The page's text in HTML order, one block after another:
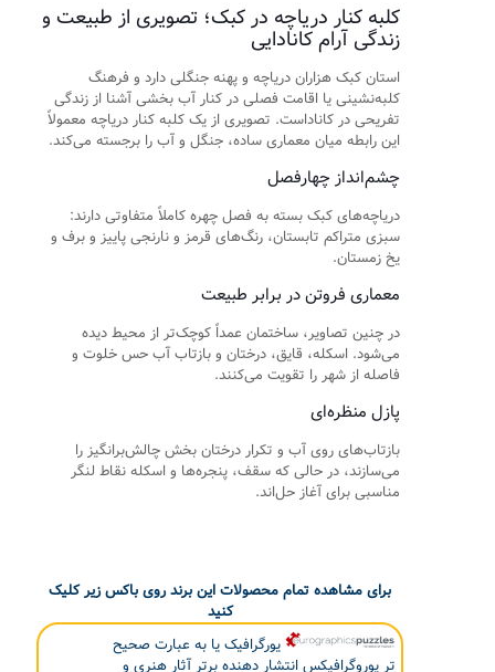
کلبه کنار دریاچه در کبک؛ تصویری از طبیعت و
زندگی آرام کانادایی
استان کبک هزاران دریاچه و پهنه جنگلی دارد و فرهنگ
کلبه‌نشینی یا اقامت فصلی در کنار آب بخشی آشنا از زندگی
تفریحی در کاناداست. تصویری از یک کلبه کنار دریاچه معمولاً
این رابطه میان معماری ساده، جنگل و آب را برجسته می‌کند.
چشم‌انداز چهارفصل
دریاچه‌های کبک بسته به فصل چهره کاملاً متفاوتی دارند:
سبزی متراکم تابستان، رنگ‌های قرمز و نارنجی پاییز و برف و
یخ زمستان.
معماری فروتن در برابر طبیعت
در چنین تصاویر، ساختمان عمداً کوچک‌تر از محیط دیده
می‌شود. اسکله، قایق، درختان و بازتاب آب حس خلوت و
فاصله از شهر را تقویت می‌کنند.
پازل منظره‌ای
بازتاب‌های روی آب و تکرار درختان بخش چالش‌برانگیز را
می‌سازند، در حالی که سقف، پنجره‌ها و اسکله نقاط لنگر
مناسبی برای آغاز حل‌اند.
برای مشاهده تمام محصولات این برند روی باکس زیر کلیک
کنید
یورگرافیک یا به عبارت صحیح
تر یوروگرافیکس انتشار دهنده برتر آثار هنری و